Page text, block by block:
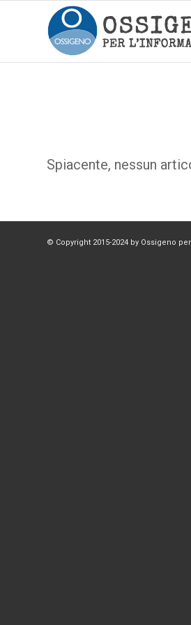
Spiacente, nessun
© Copyright 2015-2024 by Ossigeno